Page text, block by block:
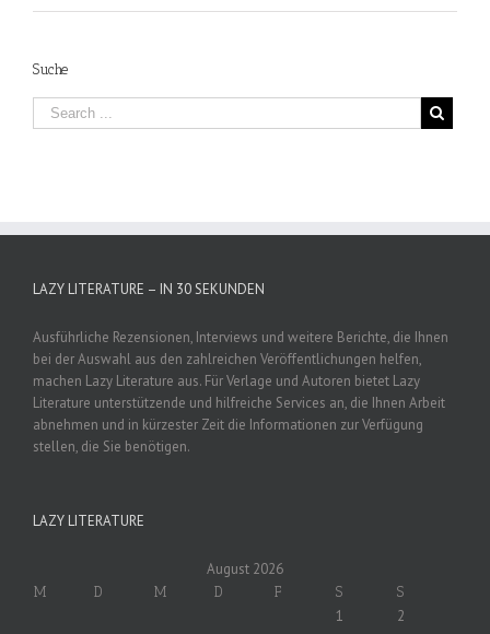
Suche
LAZY LITERATURE – IN 30 SEKUNDEN
Ausführliche Rezensionen, Interviews und weitere Berichte, die Ihnen
bei der Auswahl aus den zahlreichen Veröffentlichungen helfen,
machen Lazy Literature aus. Für Verlage und Autoren bietet Lazy
Literature unterstützende und hilfreiche Services an, die Ihnen Arbeit
abnehmen und in kürzester Zeit die Informationen zur Verfügung
stellen, die Sie benötigen.
LAZY LITERATURE
August 2026
M D M D F S S
1
2